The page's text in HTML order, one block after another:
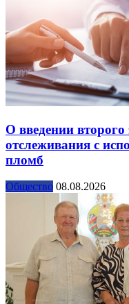
О введении
отслеживания с
пломб
Общество 08.08.2026